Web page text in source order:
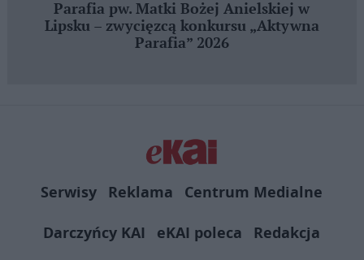
Parafia pw. Matki Bożej Anielskiej w
Lipsku – zwycięzcą konkursu „Aktywna
Parafia” 2026
Serwisy Reklama
Centrum Medialne
Darczyńcy KAI
eKAI poleca Redakcja